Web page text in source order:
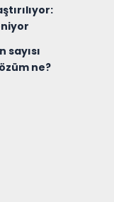
sayısı
ne?